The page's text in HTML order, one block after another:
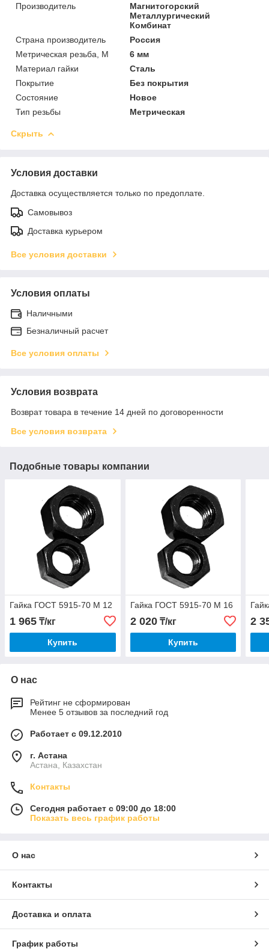
Производитель
Магнитогорский
Металлургический
Комбинат
Страна производитель
Россия
Метрическая резьба, М
6 мм
Материал гайки
Сталь
Покрытие
Без покрытия
Состояние
Новое
Тип резьбы
Метрическая
Скрыть
Условия доставки
Доставка осуществляется только по предоплате.
Самовывоз
Доставка курьером
Все условия доставки
Условия оплаты
Наличными
Безналичный расчет
Все условия оплаты
Условия возврата
Возврат товара в течение 14 дней по договоренности
Все условия возврата
Подобные товары компании
Гайка ГОСТ 5915-70 М 12
1 965 ₸/кг
Купить
Гайка ГОСТ 5915-70 М 16
2 020₸/кг
Купить
2
О нас
Рейтинг не сформирован
Менее 5 отзывов за последний год
Работает с 09.12.2010
г. Астана
Астана, Казахстан
Контакты
Сегодня работает с 09:00 до 18:00
Показать весь график работы
О нас
Контакты
Доставка и оплата
График работы